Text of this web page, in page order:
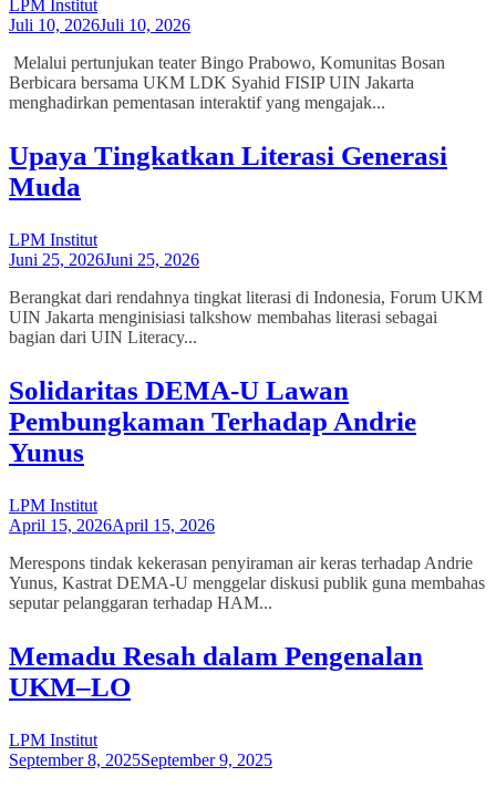
LPM Institut
Juli 10, 2026Juli 10, 2026
Melalui pertunjukan teater Bingo Prabowo, Komunitas Bosan
Berbicara bersama UKM LDK Syahid FISIP UIN Jakarta
menghadirkan pementasan interaktif yang mengajak...
Upaya Tingkatkan Literasi Generasi
Muda
LPM Institut
Juni 25, 2026Juni 25, 2026
Berangkat dari rendahnya tingkat literasi di Indonesia, Forum UKM
UIN Jakarta menginisiasi talkshow membahas literasi sebagai
bagian dari UIN Literacy...
Solidaritas DEMA-U Lawan
Pembungkaman Terhadap Andrie
Yunus
LPM Institut
April 15, 2026April 15, 2026
Merespons tindak kekerasan penyiraman air keras terhadap Andrie
Yunus, Kastrat DEMA-U menggelar diskusi publik guna membahas
seputar pelanggaran terhadap HAM...
Memadu Resah dalam Pengenalan
UKM–LO
LPM Institut
September 8, 2025September 9, 2025